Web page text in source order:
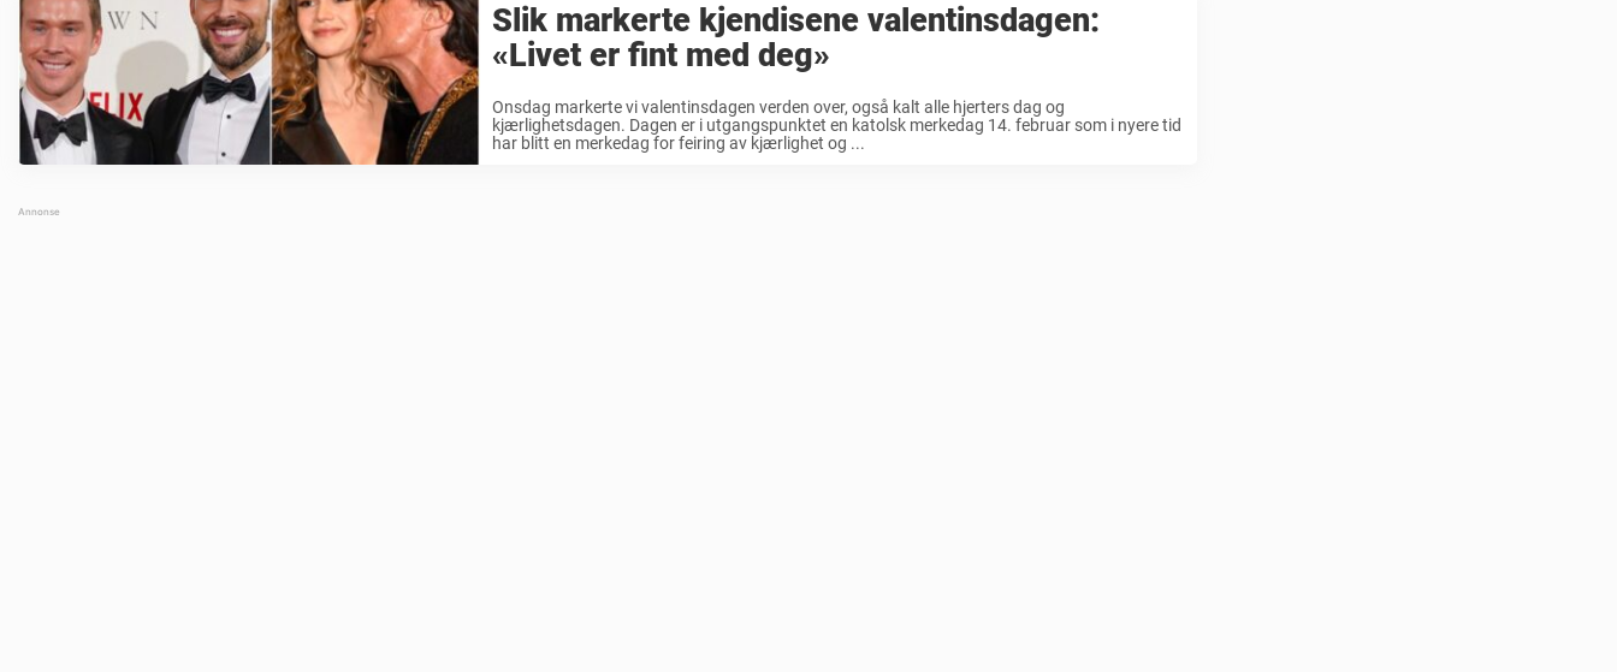
Slik markerte kjendisene valentinsdagen:
«Livet er fint med deg»
Onsdag markerte vi valentinsdagen verden over, også kalt alle hjerters dag og
kjærlighetsdagen. Dagen er i utgangspunktet en katolsk merkedag 14. februar som i nyere tid
har blitt en merkedag for feiring av kjærlighet og ...